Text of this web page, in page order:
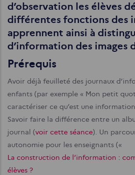
d’observation les élèves
différentes fonctions des
apprennent ainsi à
d’information des images
Prérequis
Avoir déjà feuilleté des journaux
enfants (par exemple « Mon petit
caractériser ce qu’est une
Savoir faire la différence entre un
journal (voir cette séance). Un
autonomie pour les enseignants («
La construction de l’information :
élèves ?